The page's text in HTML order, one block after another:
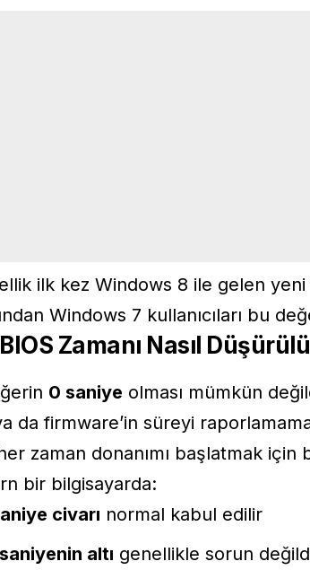
ilk kez Windows 8 ile gelen
Windows 7 kullanıcıları bu
Zamanı Nasıl
0 saniye olması mümkün
da firmware’in süreyi
zaman donanımı başlatmak
bir bilgisayarda:
civarı normal kabul edilir
altı genellikle sorun